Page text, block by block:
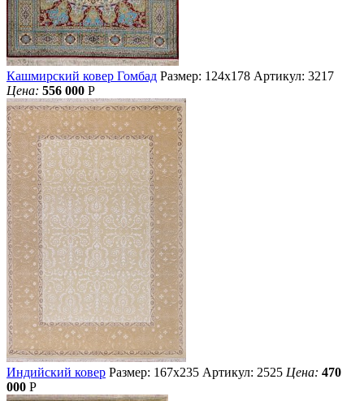
Кашмирский ковер Гомбад Размер: 124х178 Артикул: 3217
Цена: 556 000 Р
Индийский ковер Размер: 167х235 Артикул: 2525 Цена: 470
000 Р